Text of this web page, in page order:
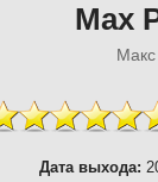
Max
Дата выхода: